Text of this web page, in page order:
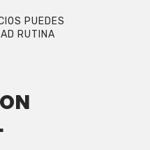
PUEDES
RUTINA